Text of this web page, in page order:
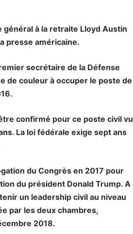
à la retraite Lloyd Austin
presse américaine.
secrétaire de la Défense
de couleur à occuper le poste de
confirmé pour ce poste civil vu
La loi fédérale exige sept ans
du Congrès en 2017 pour
du président Donald Trump. A
un leadership civil au niveau
par les deux chambres,
2018.